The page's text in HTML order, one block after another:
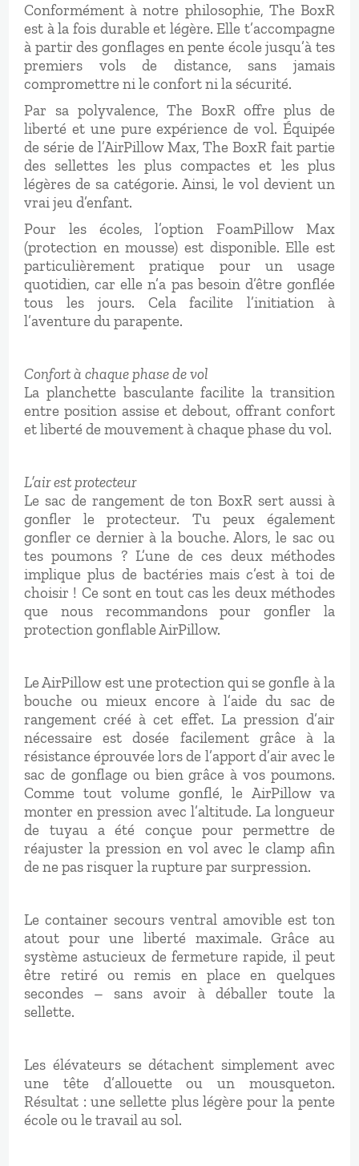
Conformément à notre philosophie, The BoxR
est à la fois durable et légère. Elle t’accompagne
à partir des gonflages en pente école jusqu’à tes
premiers vols de distance, sans jamais
compromettre ni le confort ni la sécurité.
Par sa polyvalence, The BoxR offre plus de
liberté et une pure expérience de vol. Équipée
de série de l’AirPillow Max, The BoxR fait partie
des sellettes les plus compactes et les plus
légères de sa catégorie. Ainsi, le vol devient un
vrai jeu d’enfant.
Pour les écoles, l’option FoamPillow Max
(protection en mousse) est disponible. Elle est
particulièrement pratique pour un usage
quotidien, car elle n’a pas besoin d’être gonflée
tous les jours. Cela facilite l’initiation à
l’aventure du parapente.
Confort à chaque phase de vol
La planchette basculante facilite la transition
entre position assise et debout, offrant confort
et liberté de mouvement à chaque phase du vol.
L’air est protecteur
Le sac de rangement de ton BoxR sert aussi à
gonfler le protecteur. Tu peux également
gonfler ce dernier à la bouche. Alors, le sac ou
tes poumons ? L’une de ces deux méthodes
implique plus de bactéries mais c’est à toi de
choisir ! Ce sont en tout cas les deux méthodes
que nous recommandons pour gonfler la
protection gonflable AirPillow.
Le AirPillow est une protection qui se gonfle à la
bouche ou mieux encore à l’aide du sac de
rangement créé à cet effet. La pression d’air
nécessaire est dosée facilement grâce à la
résistance éprouvée lors de l’apport d’air avec le
sac de gonflage ou bien grâce à vos poumons.
Comme tout volume gonflé, le AirPillow va
monter en pression avec l’altitude. La longueur
de tuyau a été conçue pour permettre de
réajuster la pression en vol avec le clamp afin
de ne pas risquer la rupture par surpression.
Le container secours ventral amovible est ton
atout pour une liberté maximale. Grâce au
système astucieux de fermeture rapide, il peut
être retiré ou remis en place en quelques
secondes – sans avoir à déballer toute la
sellette.
Les élévateurs se détachent simplement avec
une tête d’allouette ou un mousqueton.
Résultat : une sellette plus légère pour la pente
école ou le travail au sol.